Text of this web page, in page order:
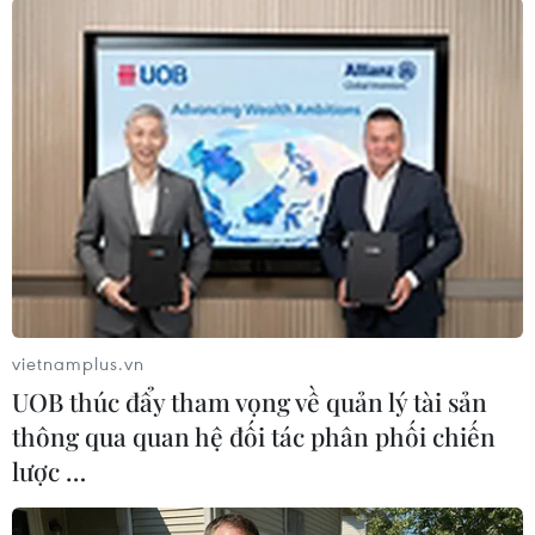
Bảng H
BATE - Athletic
Zenit - Monaco
(*Ngoại trừ trận CSKA Moskva - Bayern Munich
diễn ra vào lúc 23 giờ ngày 30/9 và Zenit -
Monaco diễn ra lúc 23 giờ ngày 1/10, tất cả các
trận đấu còn lại đều diễn ra vào lúc 01 giờ 45 phút
ngày 1/10)
vietnamplus.vn
UOB thúc đẩy tham vọng về quản lý tài sản
thông qua quan hệ đối tác phân phối chiến
lược …